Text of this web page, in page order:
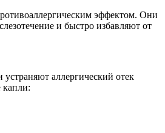
эффектом. Они
и быстро избавляют от
аллергический отек
капли: